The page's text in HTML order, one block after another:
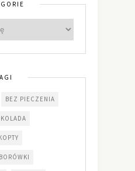
BEZ PIECZENIA
BORÓWKI